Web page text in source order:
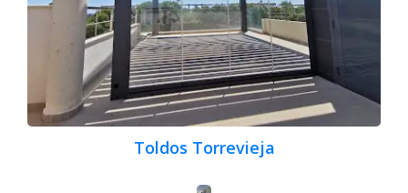
Toldos Torrevieja